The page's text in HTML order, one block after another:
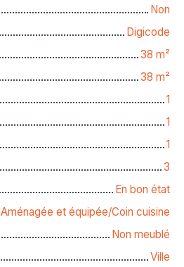
Non
Digicode
38 m²
38 m²
1
1
1
3
En bon état
Aménagée et équipée/Coin cuisine
Non meublé
Ville